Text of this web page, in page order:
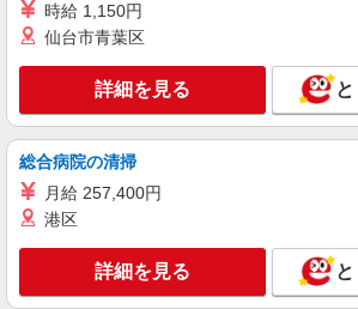
派遣社員
株式会社kotrio /●NR-H-2068695
＼収入アップを全面サポ
STAFF｜資格支援制度あり
時給1500円〜2125円
大和郡山市｜九条駅すぐ
時給 1,150円
仙台市青葉区
詳細を見る
総合病院の清掃
月給 257,400円
港区
詳細を見る